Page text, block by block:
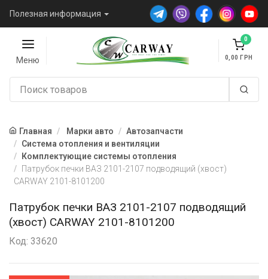
Полезная информация
Меню
0
0,00
Главная Марки авто
Автозапчасти
Система отопления и вентиляции
Комплектующие системы отопления
Патрубок печки ВАЗ 2101-2107 подводящий (хвост)
CARWAY 2101-8101200
Патрубок печки ВАЗ 2101-2107 подводящий
(хвост) CARWAY 2101-8101200
Код: 33620